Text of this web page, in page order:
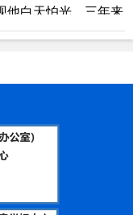
他白天怕光，三年来
”作为母亲，塔曲这
！”于是，驻村工作
京同仁医院援藏专
情况。
！”张景尚回复道。
坐上去拉萨的车。